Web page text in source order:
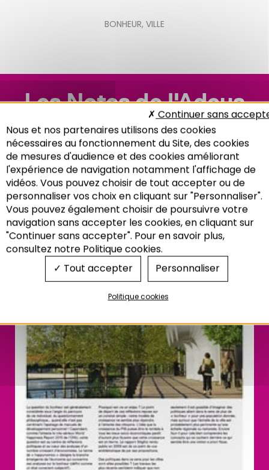
Recherche
BONHEUR, VILLE
Les Notes de l'Adeus
n°210 : modes de vie
Nous et nos partenaires utilisons des cookies
nécessaires au fonctionnement du Site, des cookies
de mesures d'audience et des cookies améliorant
l'expérience de navigation notamment l'affichage de
vidéos. Vous pouvez choisir de tout accepter ou de
personnaliser vos choix en cliquant sur "Personnaliser".
Vous pouvez également choisir de poursuivre votre
navigation sans accepter les cookies, en cliquant sur
"Continuer sans accepter". Pour en savoir plus,
consultez notre Politique cookies.
Tout accepter
Continuer sans
Personnaliser
Politique cookies